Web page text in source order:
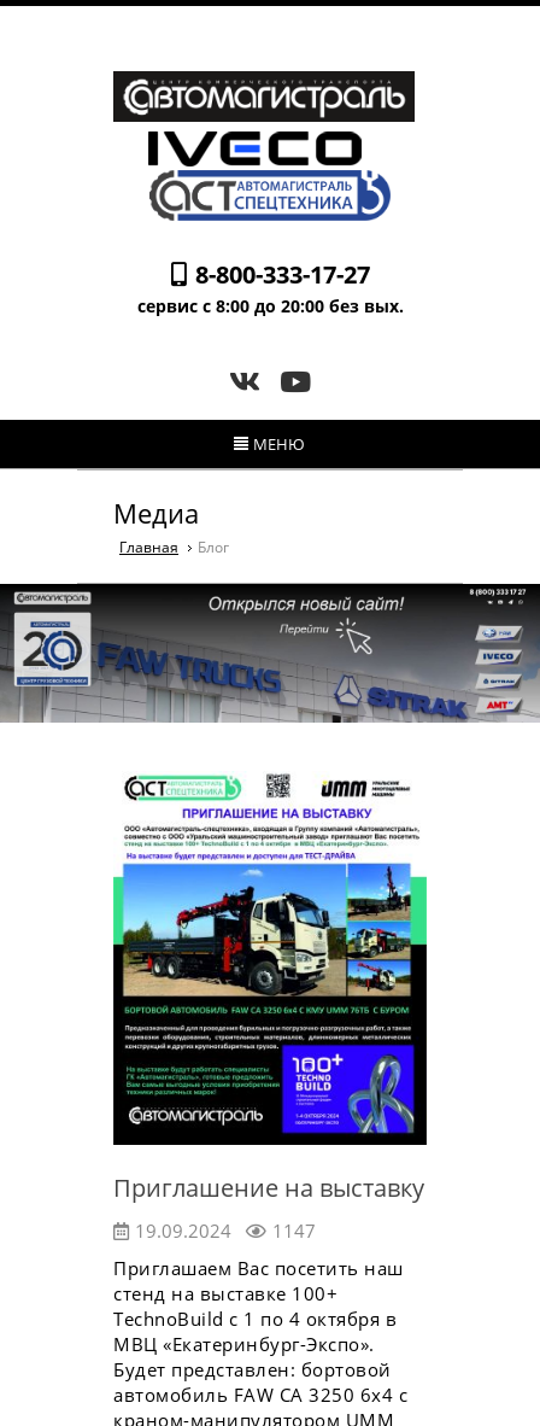
8-800-333-17-27
сервис с 8:00 до 20:00 без вых.
МЕНЮ
Медиа
Главная Блог
Приглашение на выставку
19.09.2024
1147
Приглашаем Вас посетить наш
стенд на выставке 100+
TechnoBuild с 1 по 4 октября в
МВЦ «Екатеринбург-Экспо».
Будет представлен: бортовой
автомобиль FAW CA 3250 6х4 с
краном-манипулятором UMM